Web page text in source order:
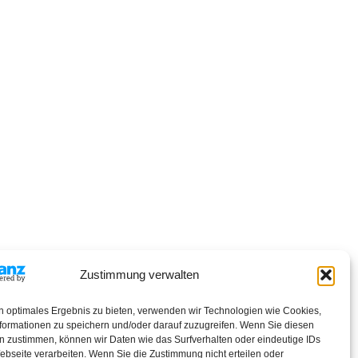
Zustimmung verwalten
optimales Ergebnis zu bieten, verwenden wir Technologien wie Cookies,
zu speichern und/oder darauf zuzugreifen. Wenn Sie diesen
zustimmen, können wir Daten wie das Surfverhalten oder eindeutige IDs
verarbeiten. Wenn Sie die Zustimmung nicht erteilen oder
noch bereit.